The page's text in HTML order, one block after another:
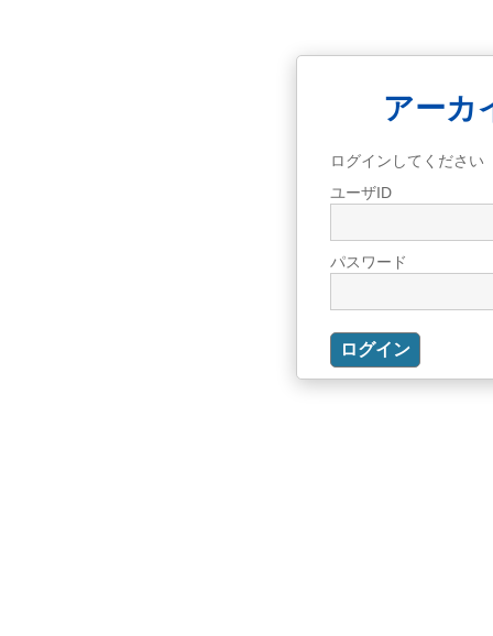
アーカ
ログインしてください
ユーザID
パスワード
ログイン